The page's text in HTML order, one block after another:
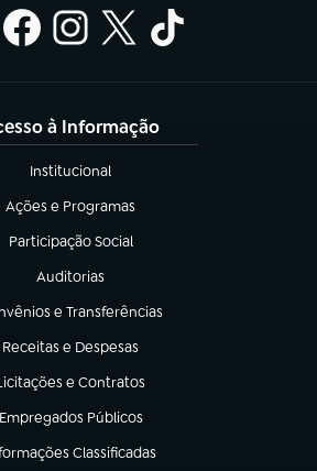
à Informação
Institucional
(abre em nova aba)
Ações e Programas
(abre em nova aba)
Participação Social
(abre em nova aba)
Auditorias
(abre em nova aba)
e Transferências
em nova aba)
Receitas e Despesas
(abre em nova aba)
e Contratos
em nova aba)
Empregados Públicos
(abre em nova aba)
Classificadas
em nova aba)